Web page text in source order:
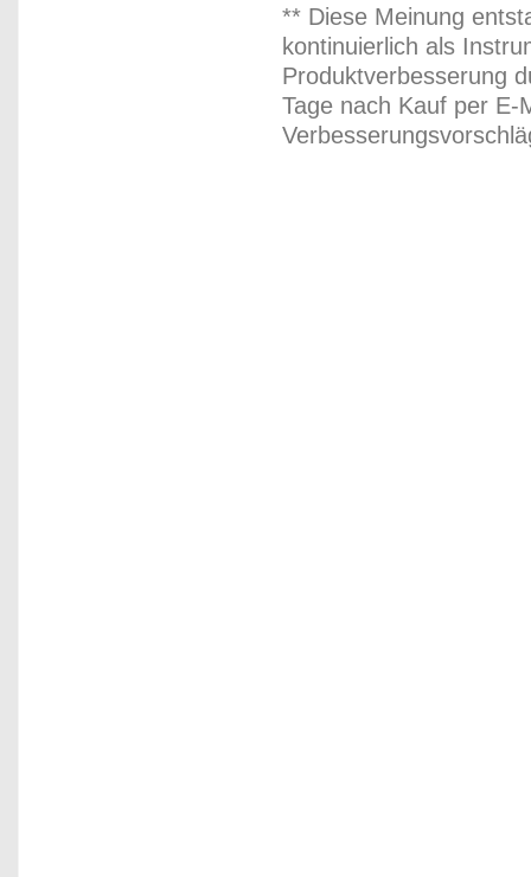
** Diese Meinung
kontinuierlich als
Produktverbesserung
Tage nach Kauf per E-